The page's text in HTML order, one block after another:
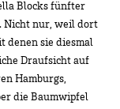
Blocks fünfter
Nicht nur, weil dort
denen sie diesmal
Draufsicht auf
Hamburgs,
die Baumwipfel